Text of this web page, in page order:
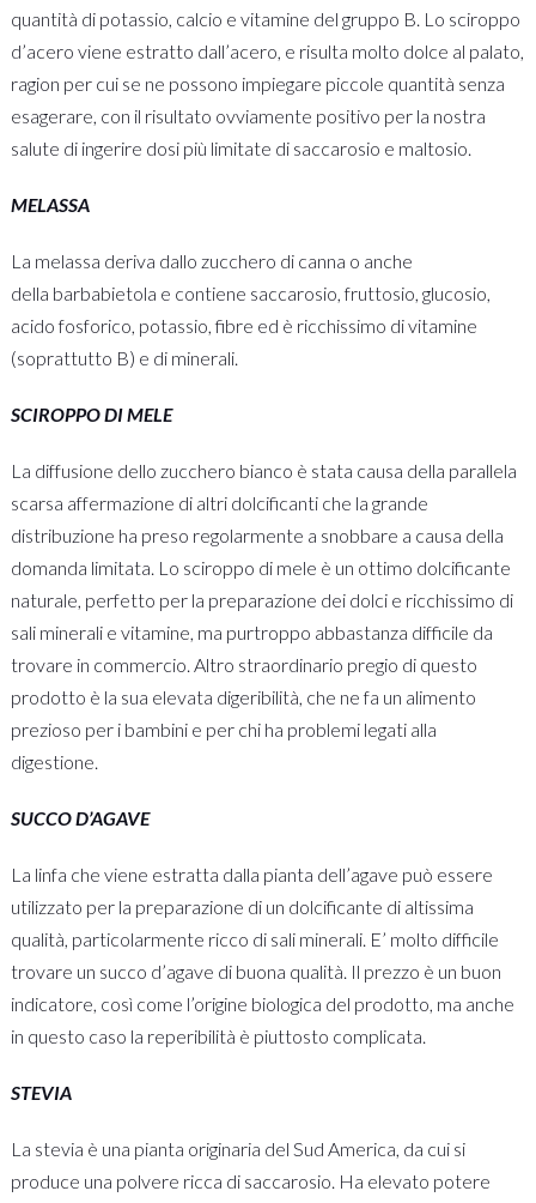
quantità di potassio, calcio e vitamine del gruppo B. Lo sciroppo
d’acero viene estratto dall’acero, e risulta molto dolce al palato,
ragion per cui se ne possono impiegare piccole quantità senza
esagerare, con il risultato ovviamente positivo per la nostra
salute di ingerire dosi più limitate di saccarosio e maltosio.
MELASSA
La melassa deriva dallo zucchero di canna o anche
della barbabietola e contiene saccarosio, fruttosio, glucosio,
acido fosforico, potassio, fibre ed è ricchissimo di vitamine
(soprattutto B) e di minerali.
SCIROPPO DI MELE
La diffusione dello zucchero bianco è stata causa della parallela
scarsa affermazione di altri dolcificanti che la grande
distribuzione ha preso regolarmente a snobbare a causa della
domanda limitata. Lo sciroppo di mele è un ottimo dolcificante
naturale, perfetto per la preparazione dei dolci e ricchissimo di
sali minerali e vitamine, ma purtroppo abbastanza difficile da
trovare in commercio. Altro straordinario pregio di questo
prodotto è la sua elevata digeribilità, che ne fa un alimento
prezioso per i bambini e per chi ha problemi legati alla
digestione.
SUCCO D’AGAVE
La linfa che viene estratta dalla pianta dell’agave può essere
utilizzato per la preparazione di un dolcificante di altissima
qualità, particolarmente ricco di sali minerali. E’ molto difficile
trovare un succo d’agave di buona qualità. Il prezzo è un buon
indicatore, così come l’origine biologica del prodotto, ma anche
in questo caso la reperibilità è piuttosto complicata.
STEVIA
La stevia è una pianta originaria del Sud America, da cui si
produce una polvere ricca di saccarosio. Ha elevato potere